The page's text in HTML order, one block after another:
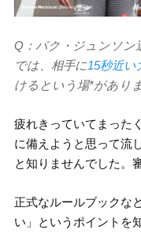
Q：パク・ジュンソン
では、相手に15秒近い
けるという場*があり
疲れきっていてまった
に備えようと思って流
と知りませんでした。
正式なルールブックな
い」というポイントを